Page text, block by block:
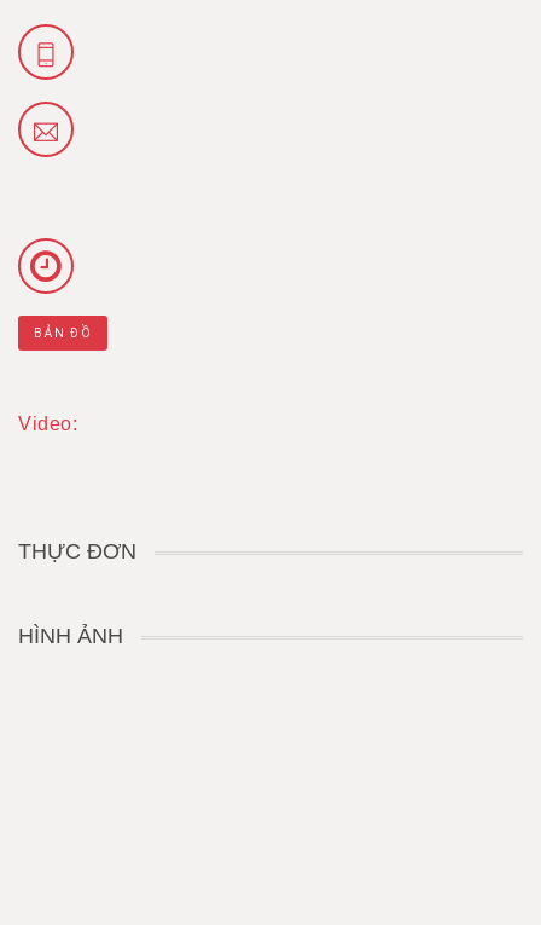
BẢN ĐỒ
Video:
THỰC ĐƠN
HÌNH ẢNH